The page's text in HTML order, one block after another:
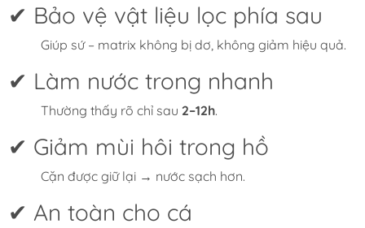
✔ Bảo vệ vật liệu lọc phía sau
Giúp sứ – matrix không bị dơ, không giảm hiệu quả.
✔ Làm nước trong nhanh
Thường thấy rõ chỉ sau 2–12h.
✔ Giảm mùi hôi trong hồ
Cặn được giữ lại → nước sạch hơn.
✔ An toàn cho cá